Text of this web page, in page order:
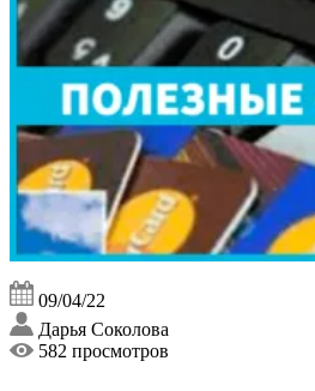
09/04/22
Дарья Соколова
582 просмотров